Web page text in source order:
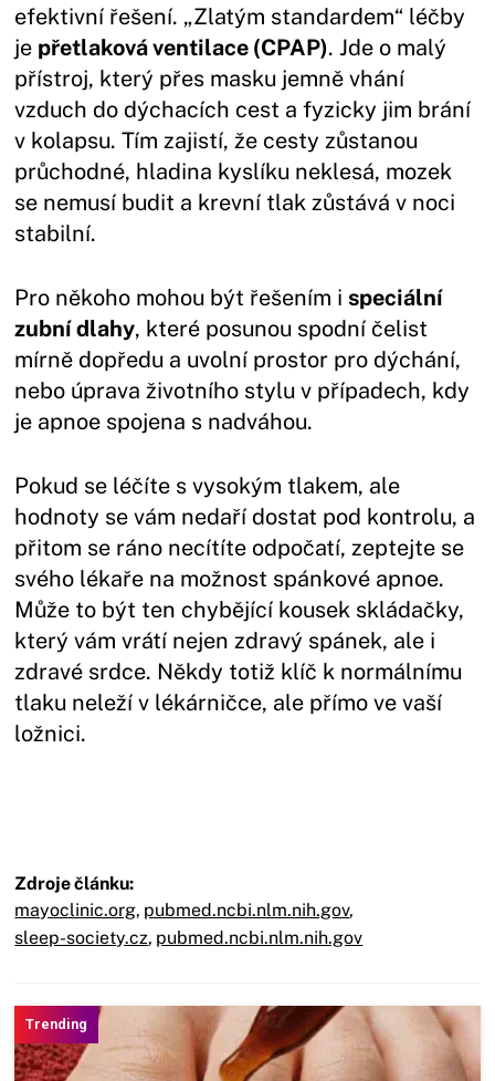
efektivní řešení. „Zlatým standardem“ léčby
je přetlaková ventilace (CPAP). Jde o malý
přístroj, který přes masku jemně vhání
vzduch do dýchacích cest a fyzicky jim brání
v kolapsu. Tím zajistí, že cesty zůstanou
průchodné, hladina kyslíku neklesá, mozek
se nemusí budit a krevní tlak zůstává v noci
stabilní.
Pro někoho mohou být řešením ispeciální
zubní dlahy, které posunou spodní čelist
mírně dopředu a uvolní prostor pro dýchání,
nebo úprava životního stylu v případech, kdy
je apnoe spojena s nadváhou.
Pokud se léčíte s vysokým tlakem, ale
hodnoty se vám nedaří dostat pod kontrolu, a
přitom se ráno necítíte odpočatí, zeptejte se
svého lékaře na možnost spánkové apnoe.
Může to být ten chybějící kousek skládačky,
který vám vrátí nejen zdravý spánek, ale i
zdravé srdce. Někdy totiž klíč k normálnímu
tlaku neleží v lékárničce, ale přímo ve vaší
ložnici.
Zdroje článku:
mayoclinic.org, pubmed.ncbi.nlm.nih.gov,
sleep-society.cz, pubmed.ncbi.nlm.nih.gov